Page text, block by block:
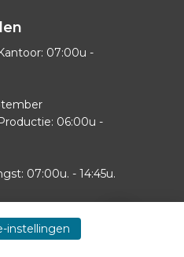
07:00u -
06:00u -
07:00u. - 14:45u.
instellingen